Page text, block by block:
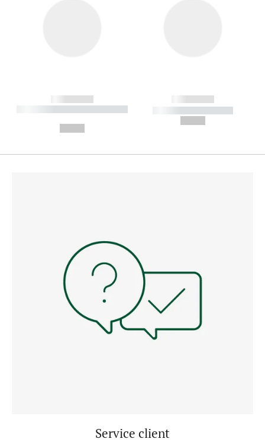
------------
----------- ----------- --------
------------
----------- -----------
Service client